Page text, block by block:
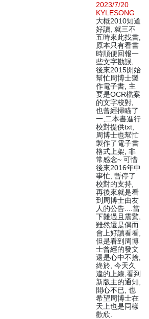
2023/7/20
KYLESONG
大概2010知道
好讀, 就三不
五時來此找書,
原本只有看書
時順便回報一
些文字勘誤,
後來2015開始
幫忙周博士製
作電子書, 主
要是OCR檔案
的文字校對,
也曾經掃瞄了
一,二本書進行
校對提供txt,
周博士也幫忙
製作了電子書
格式上架, 非
常感念~ 可惜
後來2016年中
事忙, 暫停了
校對的支持,
再後來就是看
到周博士由友
人的公告....當
下難過且震驚,
雖然還是偶而
會上好讀看看,
但是看到周博
士曾經的發文
還是心中不捨,
終於, 今天久
違的上線,看到
新版主的通知,
開心不已, 也
希望周博士在
天上也是同樣
歡欣.